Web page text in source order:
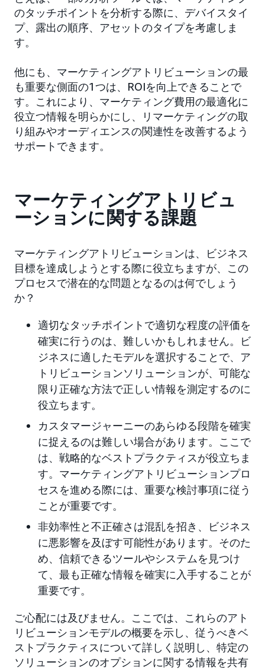
のタッチポイントを分析する際に、デバイスタイ
プ、露出の順序、アセットのタイプを考慮しま
す。
他にも、マーケティングアトリビューションの最
も重要な側面の1つは、ROIを向上できることで
す。これにより、マーケティング費用の最適化に
役立つ情報を明らかにし、リマーケティングの取
り組みやオーディエンスの関連性を改善するよう
サポートできます。
マーケティングアトリビュ
ーションに関する課題
マーケティングアトリビューションは、ビジネス
目標を達成しようとする際に役立ちますが、この
プロセスで潜在的な問題となるのは何でしょう
か？
適切なタッチポイントで適切な程度の評価を
確実に行うのは、難しいかもしれません。ビ
ジネスに適したモデルを選択することで、ア
トリビューションソリューションが、可能な
限り正確な方法で正しい情報を測定するのに
役立ちます。
カスタマージャーニーのあらゆる段階を確実
に捉えるのは難しい場合があります。ここで
は、戦略的なベストプラクティスが役立ちま
す。マーケティングアトリビューションプロ
セスを進める際には、重要な検討事項に従う
ことが重要です。
非効率性と不正確さは混乱を招き、ビジネス
に悪影響を及ぼす可能性があります。そのた
め、信頼できるツールやシステムを見つけ
て、最も正確な情報を確実に入手することが
重要です。
ご心配には及びません。ここでは、これらのアト
リビューションモデルの概要を示し、従うべきベ
ストプラクティスについて詳しく説明し、特定の
ソリューションのオプションに関する情報を共有